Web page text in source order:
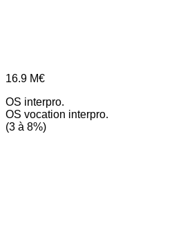
16.9 M€
OS interpro.
OS vocation interpro.
(3 à 8%)